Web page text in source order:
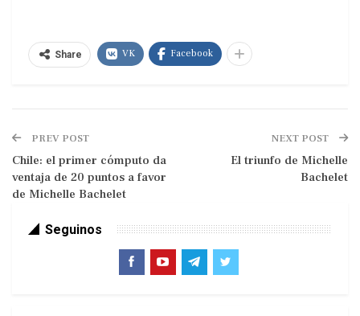
por Telesur.
para dialogar sobre temas de interés para la
nación chilena.
De acuerdo con el conteo de votos que realiza el
segunda vez la presidencia de la República con
62% (3.439.368 votos) emitidos en la jornada
electoral de hoy. Evelyn Matthei, candidata de
Share VK Facebook
PREV POST
Chile: el primer cómputo da
ventaja de 20 puntos a favor
de Michelle Bachelet
NEXT POST
El triunfo de Michelle
Bachelet
Seguinos